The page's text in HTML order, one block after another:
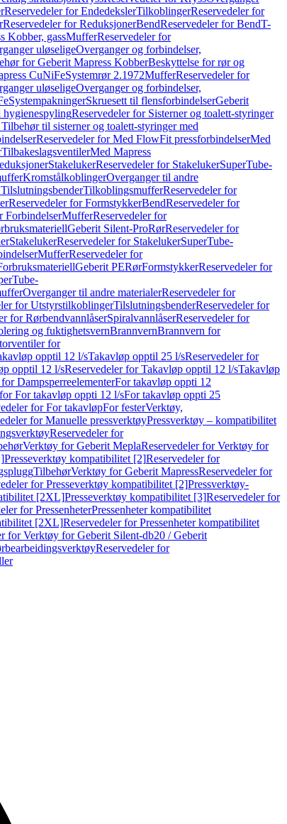
Reservedeler for EndedekslerTilkoblingerReservedeler for
Reservedeler for ReduksjonerBendReservedeler for BendT-
Kobber, gassMufferReservedeler for
uløseligeOverganger og forbindelser,
for Geberit Mapress KobberBeskyttelse for rør og
CuNiFeSystemrør 2.1972MufferReservedeler for
uløseligeOverganger og forbindelser,
SystempakningerSkruesett til flensforbindelserGeberit
hygienespylingReservedeler for Sisterner og toalett-styringer
til sisterner og toalett-styringer med
Reservedeler for Med FlowFit pressforbindelserMed
TilbakeslagsventilerMed Mapress
StakelukerReservedeler for StakelukerSuperTube-
KromstålkoblingerOverganger til andre
TilkoblingsmufferReservedeler for
Reservedeler for FormstykkerBendReservedeler for
ForbindelserMufferReservedeler for
Geberit Silent-ProRørReservedeler for
StakelukerReservedeler for StakelukerSuperTube-
MufferReservedeler for
Geberit PERørFormstykkerReservedeler for
Overganger til andre materialerReservedeler for
for UtstyrstilkoblingerTilslutningsbenderReservedeler for
for RørbendvannlåserSpiralvannlåserReservedeler for
og fuktighetsvernBrannvernBrannvern for
for
opptil 12 l/sTakavløp opptil 25 l/sReservedeler for
opptil 12 l/sReservedeler for Takavløp opptil 12 l/sTakavløp
DampsperreelementerFor takavløp oppti 12
For takavløp oppti 12 l/sFor takavløp oppti 25
for For takavløpFor festerVerktøy,
for Manuelle pressverktøyPressverktøy – kompatibilitet
Reservedeler for
Verktøy for Geberit MeplaReservedeler for Verktøy for
Presseverktøy kompatibilitet [2]Reservedeler for
TilbehørVerktøy for Geberit MapressReservedeler for
for Presseverktøy kompatibilitet [2]Pressverktøy-
[2XL]Presseverktøy kompatibilitet [3]Reservedeler for
for PressenheterPressenheter kompatibilitet
[2XL]Reservedeler for Pressenheter kompatibilitet
for Verktøy for Geberit Silent-db20 / Geberit
Reservedeler for